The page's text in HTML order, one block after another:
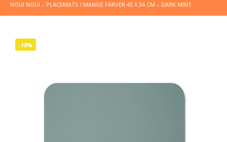
NOUI NOUI – PLACEMATS I MANGE FARVER 43 X 34 CM – DARK MINT
-18%